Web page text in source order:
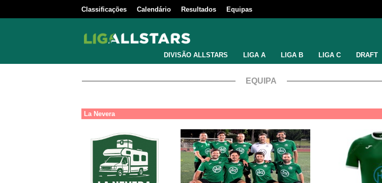
Classificações Calendário Resultados Equipas
DIVISÃO ALLSTARS LIGA A LIGA B LIGA C DRAFT
EQUIPA
La Nevera